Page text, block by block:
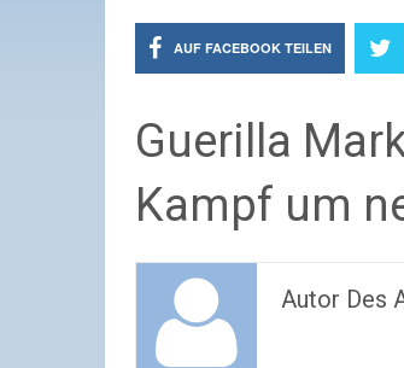
AUF FACEBOOK TEILEN
Guerilla
Kampf um
Autor Des